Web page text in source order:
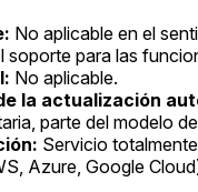
No aplicable en el
soporte para las
No aplicable.
la actualización
parte del modelo
Servicio
Azure, Google